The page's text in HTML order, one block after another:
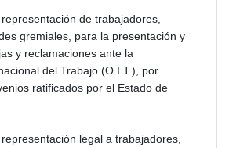
de trabajadores,
gremiales, para la presentación y
y reclamaciones ante la
del Trabajo (O.I.T.), por
ratificados por el Estado de
legal a trabajadores,